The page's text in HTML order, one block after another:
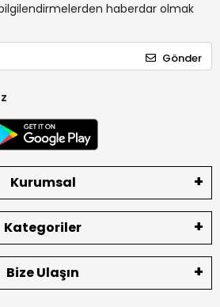
haberdar olmak
Gönder
Kurumsal
Kategoriler
Bize Ulaşın